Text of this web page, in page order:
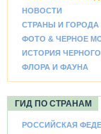
НОВОСТИ
СТРАНЫ И ГОРОДА
ФОТО & ЧЕРНОЕ
ИСТОРИЯ
ФЛОРА И ФАУНА
ГИД ПО СТРАНАМ
РОССИЙСКАЯ